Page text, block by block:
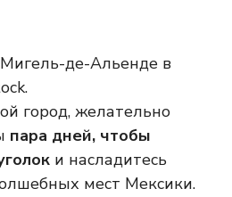
де-Альенде в
город, желательно
пара дней, чтобы
и насладитесь
мест Мексики.